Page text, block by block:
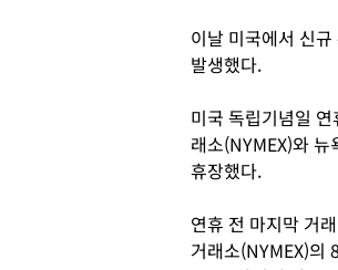
이날 미국에서 신
발생했다.
미국 독립기념일
래소(NYMEX)와
휴장했다.
연휴 전 마지막 거
거래소(NYMEX)의